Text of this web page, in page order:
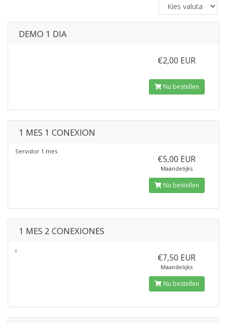
DEMO 1 DIA
€2,00 EUR
Nu bestellen
1 MES 1 CONEXION
Servidor 1 mes
€5,00 EUR
Maandelijks
Nu bestellen
1 MES 2 CONEXIONES
¡
€7,50 EUR
Maandelijks
Nu bestellen